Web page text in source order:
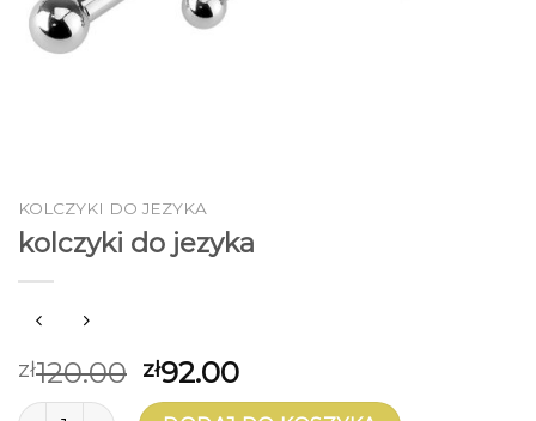
KOLCZYKI DO JEZYKA
kolczyki do jezyka
zł120.00 zł92.00
ilość kolczyki do jezyka